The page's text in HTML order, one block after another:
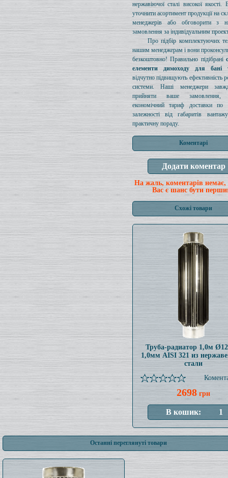
нержавіючої сталі високої
уточнити асортимент продукції на
менеджерів або обговорити з
замовлення за індивідуальним
Про підбір комплектуючих
нашим менеджерам і вони
безкоштовно! Правильно підібрані
елементи димоходу для бані
відчутно підвищують ефективність
системи. Наші менеджери
прийняти ваше замовлення,
економічний тариф доставки по
залежності від габаритів
практичну пораду.
Коментарі
На жаль, коментарів немає,
Вас є шанс бути
Схожі товари
Труба-радиатор 1,0м
1,0мм AISI 321 из
стали
2698 грн
Останні переглянуті товари